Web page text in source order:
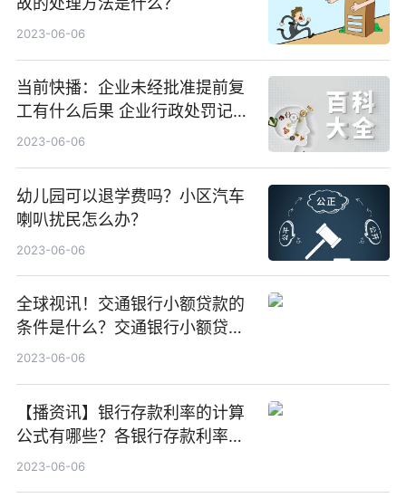
2023-06-06
当前快播：企业未经批准提前复
工有什么后果 企业行政处罚记录
可以消除吗？
2023-06-06
幼儿园可以退学费吗？小区汽车
喇叭扰民怎么办？
2023-06-06
全球视讯！交通银行小额贷款的
条件是什么？交通银行小额贷款
的流程复杂吗？
2023-06-06
【播资讯】银行存款利率的计算
公式有哪些？各银行存款利率表
整理
2023-06-06